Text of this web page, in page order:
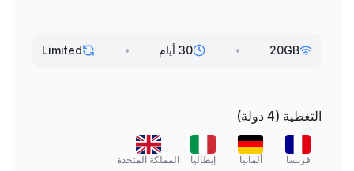
20GB
• 30 أيام •
Limited
التغطية (
4 دولة)
فرنسا ألمانيا إيطاليا المملكة المتحدة